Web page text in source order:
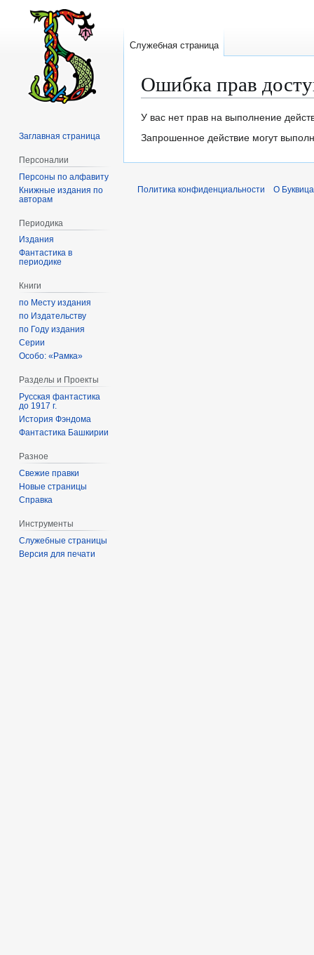
Ошибка прав
Перейти
к
Перейти
к
У вас нет прав на выполнение
Запрошенное действие могут
Служебная страница
Заглавная страница
Персоналии
Персоны по алфавиту
Книжные издания по
авторам
Периодика
Издания
Фантастика в
периодике
Книги
по Месту издания
по Издательству
по Году издания
Серии
Особо: «Рамка»
Разделы и Проекты
Русская фантастика
до 1917 г.
История Фэндома
Фантастика Башкирии
Разное
Свежие правки
Новые страницы
Справка
Инструменты
Служебные страницы
Версия для печати
Политика конфиденциальности О Буквица